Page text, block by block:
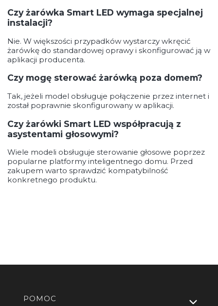
Czy żarówka Smart LED wymaga specjalnej
instalacji?
Nie. W większości przypadków wystarczy wkręcić
żarówkę do standardowej oprawy i skonfigurować ją w
aplikacji producenta.
Czy mogę sterować żarówką poza domem?
Tak, jeżeli model obsługuje połączenie przez internet i
został poprawnie skonfigurowany w aplikacji.
Czy żarówki Smart LED współpracują z
asystentami głosowymi?
Wiele modeli obsługuje sterowanie głosowe poprzez
popularne platformy inteligentnego domu. Przed
zakupem warto sprawdzić kompatybilność
konkretnego produktu.
Linki w stopce
POMOC